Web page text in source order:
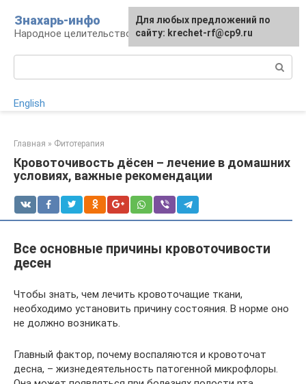
контенту
Знахарь-инфо
Народное целительство: рецепты и методы
English
Главная » Фитотерапия
Кровоточивость дёсен – лечение в домашних
условиях, важные рекомендации
Все основные причины кровоточивости
десен
Чтобы знать, чем лечить кровоточащие ткани,
необходимо установить причину состояния. В норме оно
не должно возникать.
Главный фактор, почему воспаляются и кровоточат
десна, – жизнедеятельность патогенной микрофлоры.
Для любых предложений по
сайту: krechet-rf@cp9.ru